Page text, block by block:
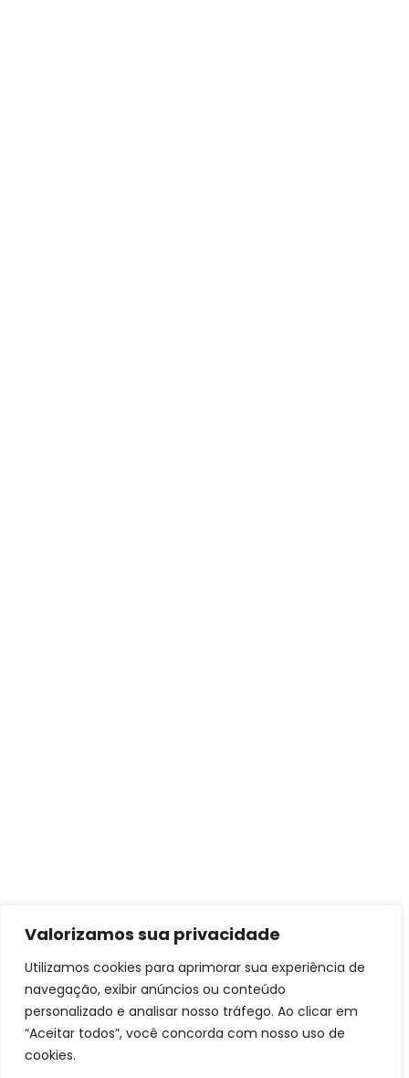
Valorizamos sua privacidade
Utilizamos cookies para aprimorar sua experiência de
navegação, exibir anúncios ou conteúdo
personalizado e analisar nosso tráfego. Ao clicar em
“Aceitar todos”, você concorda com nosso uso de
cookies.